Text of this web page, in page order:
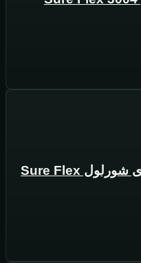
چسب کاشی و سرامیک پودری شورلول Sure Flex